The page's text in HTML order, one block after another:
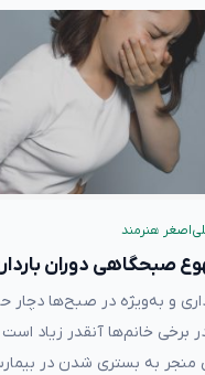
هنرمند
صبحگاهی دوران
و به‌ویژه در صبح‌ها دچار
خانم‌ها آنقدر زیاد
منجر به بستری شدن در